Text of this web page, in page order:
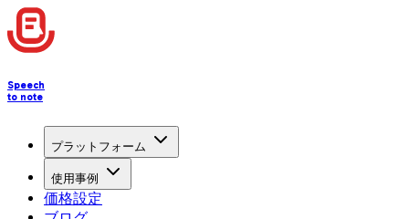
Speech
to note
プラットフォーム
使用事例
価格設定